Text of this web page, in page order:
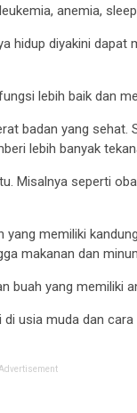
anemia,
hidup diyakini dapat
lebih baik dan
badan yang sehat.
lebih banyak
Misalnya seperti
memiliki
makanan dan
buah yang memiliki
usia muda dan
Advertisement